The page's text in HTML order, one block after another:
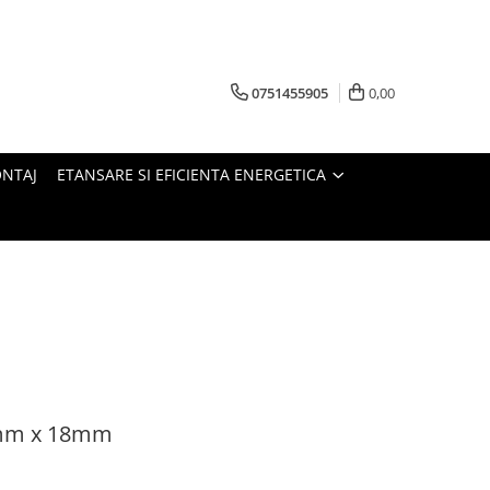
0751455905 0,00
ETANSARE SI EFICIENTA ENERGETICA
x 18mm